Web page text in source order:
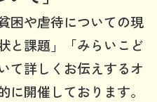
困や虐待についての現
と課題」「みらいこど
て詳しくお伝えするオ
に開催しております。